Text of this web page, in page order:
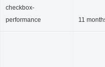
checkbox-
performance
11